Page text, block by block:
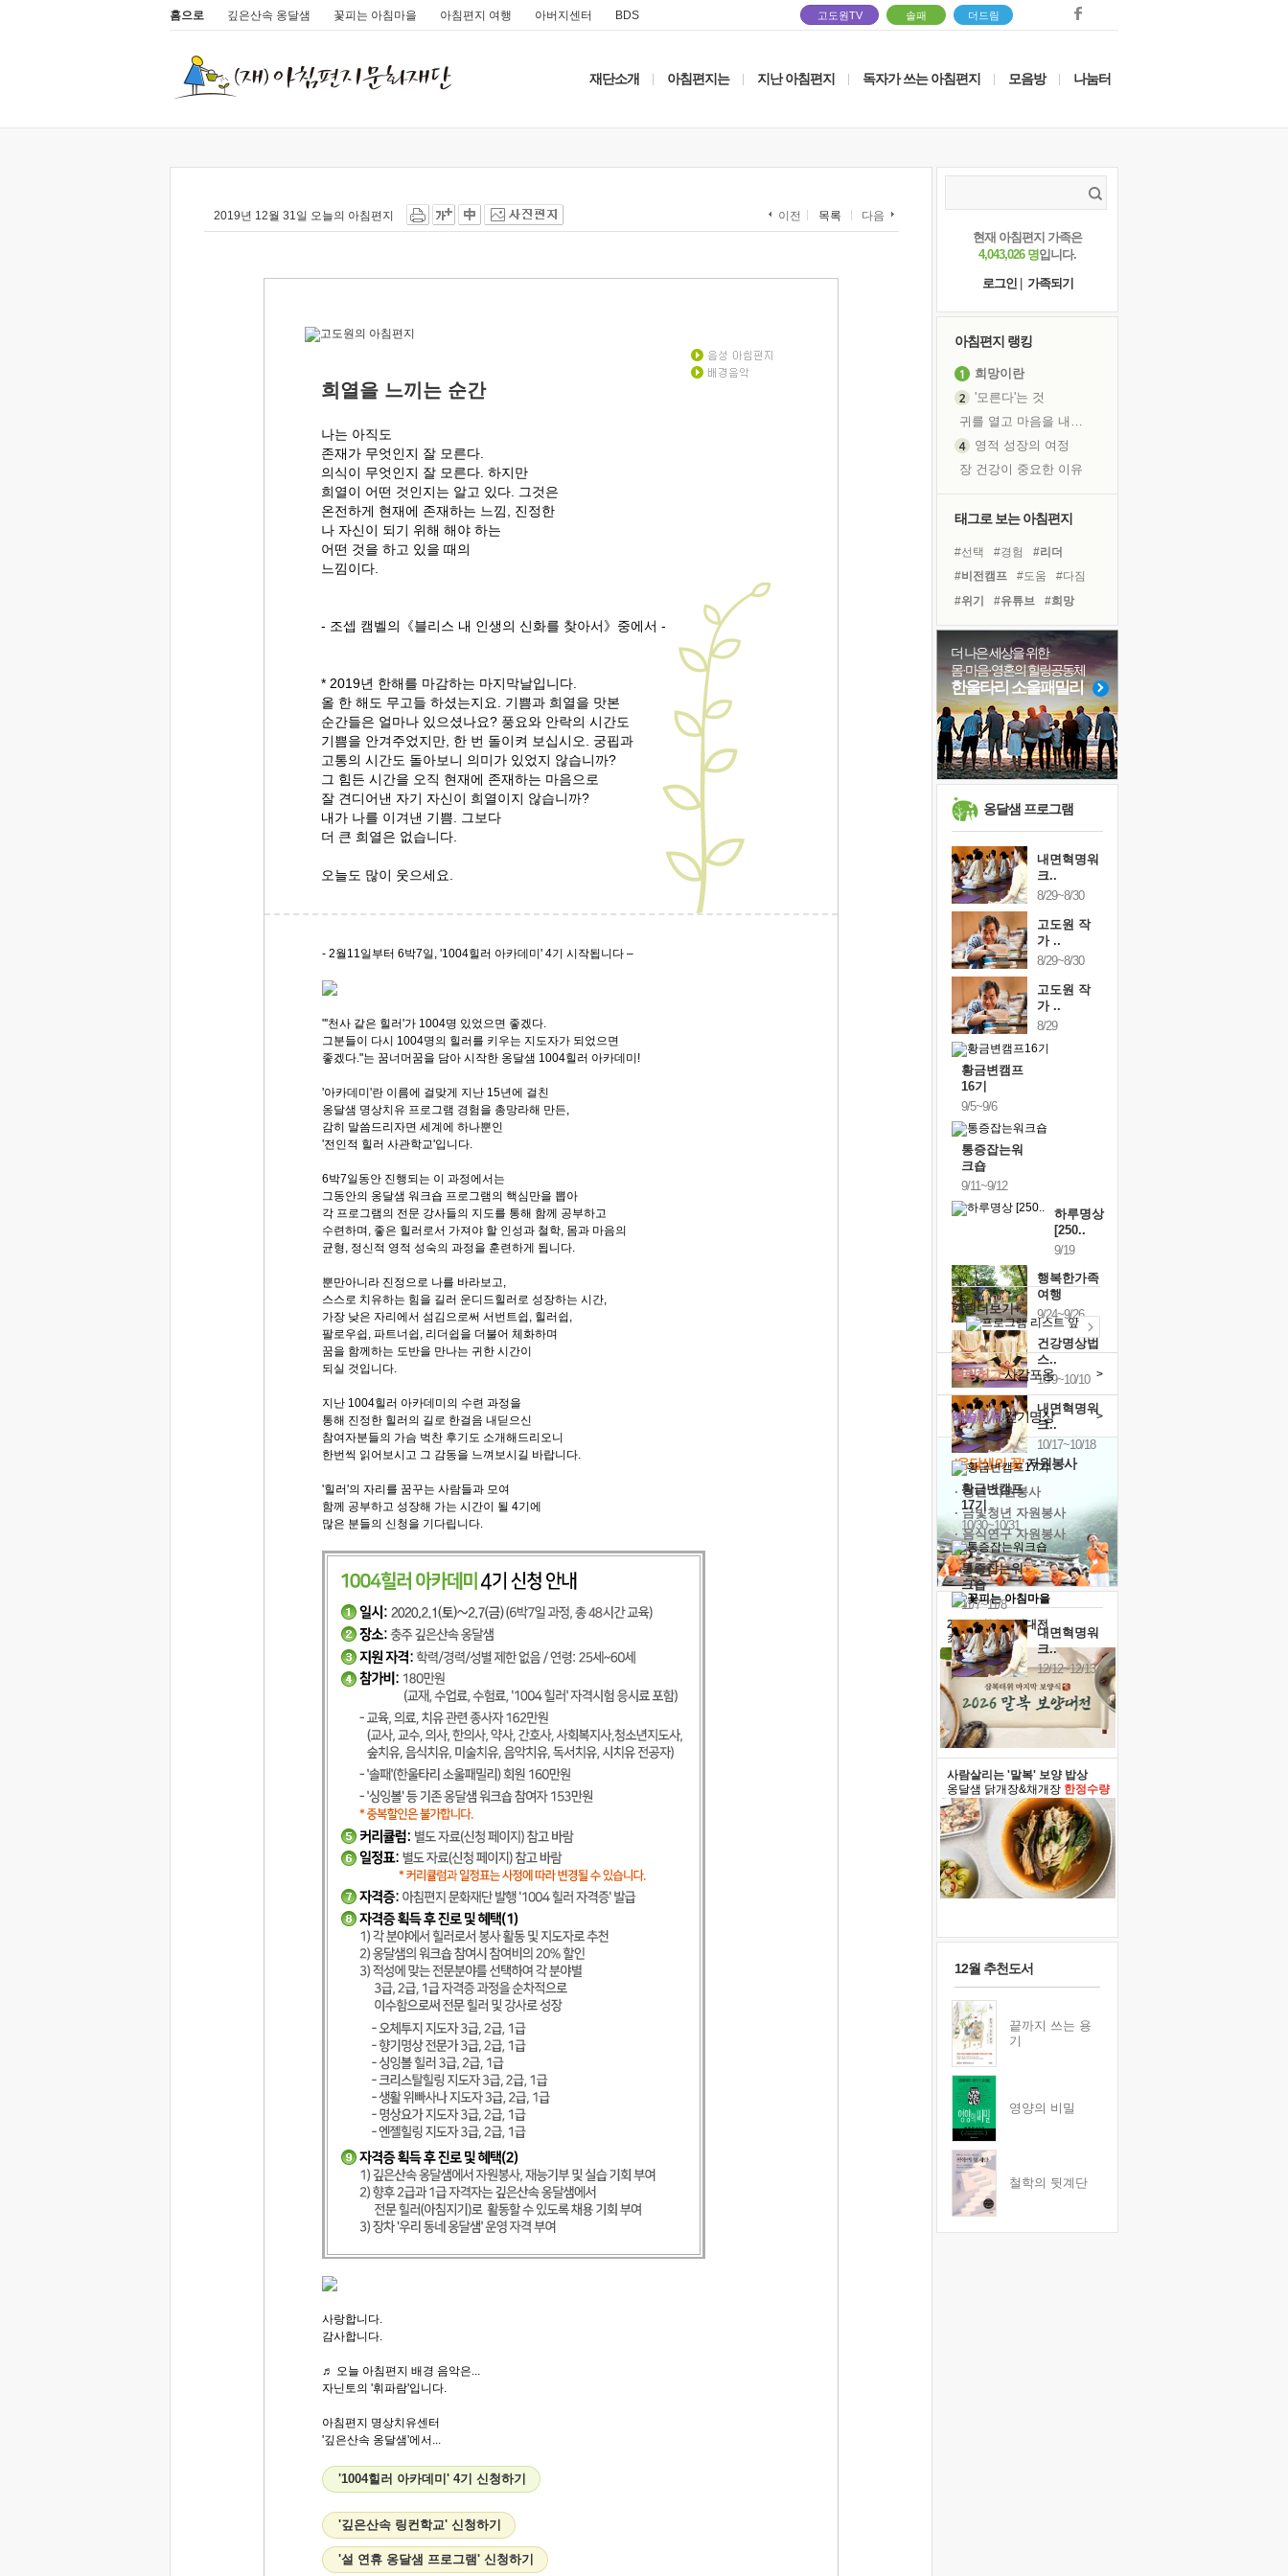
홈으로 깊은산속 옹달샘 꽃피는 아침마을 아침편지 여행 아버지센터 BDS 고도원TV 솔패 더드림
재단소개 아침편지는 지난 아침편지 독자가 쓰는 아침편지 모음방 나눔터
2019년 12월 31일 오늘의 아침편지 이전 목록 다음
희열을 느끼는 순간
나는 아직도
존재가 무엇인지 잘 모른다.
의식이 무엇인지 잘 모른다. 하지만
희열이 어떤 것인지는 알고 있다. 그것은
온전하게 현재에 존재하는 느낌, 진정한
나 자신이 되기 위해 해야 하는
어떤 것을 하고 있을 때의
느낌이다.
- 조셉 캠벨의《블리스 내 인생의 신화를 찾아서》중에서 -
* 2019년 한해를 마감하는 마지막날입니다.
올 한 해도 무고들 하셨는지요. 기쁨과 희열을 맛본
순간들은 얼마나 있으셨나요? 풍요와 안락의 시간도
기쁨을 안겨주었지만, 한 번 돌이켜 보십시오. 궁핍과
고통의 시간도 돌아보니 의미가 있었지 않습니까?
그 힘든 시간을 오직 현재에 존재하는 마음으로
잘 견디어낸 자기 자신이 희열이지 않습니까?
내가 나를 이겨낸 기쁨. 그보다
더 큰 희열은 없습니다.
오늘도 많이 웃으세요.
- 2월11일부터 6박7일, '1004힐러 아카데미' 4기 시작됩니다 –
"'천사 같은 힐러'가 1004명 있었으면 좋겠다.
그분들이 다시 1004명의 힐러를 키우는 지도자가 되었으면
좋겠다."는 꿈너머꿈을 담아 시작한 옹달샘 1004힐러 아카데미!
'아카데미'란 이름에 걸맞게 지난 15년에 걸친
옹달샘 명상치유 프로그램 경험을 총망라해 만든,
감히 말씀드리자면 세계에 하나뿐인
'전인적 힐러 사관학교'입니다.
6박7일동안 진행되는 이 과정에서는
그동안의 옹달샘 워크숍 프로그램의 핵심만을 뽑아
각 프로그램의 전문 강사들의 지도를 통해 함께 공부하고
수련하며, 좋은 힐러로서 가져야 할 인성과 철학, 몸과 마음의
균형, 정신적 영적 성숙의 과정을 훈련하게 됩니다.
뿐만아니라 진정으로 나를 바라보고,
스스로 치유하는 힘을 길러 운디드힐러로 성장하는 시간,
가장 낮은 자리에서 섬김으로써 서번트쉽, 힐러쉽,
팔로우쉽, 파트너쉽, 리더쉽을 더불어 체화하며
꿈을 함께하는 도반을 만나는 귀한 시간이
되실 것입니다.
지난 1004힐러 아카데미의 수련 과정을
통해 진정한 힐러의 길로 한걸음 내딛으신
참여자분들의 가슴 벅찬 후기도 소개해드리오니
한번씩 읽어보시고 그 감동을 느껴보시길 바랍니다.
'힐러'의 자리를 꿈꾸는 사람들과 모여
함께 공부하고 성장해 가는 시간이 될 4기에
많은 분들의 신청을 기다립니다.
사랑합니다.
감사합니다.
♬ 오늘 아침편지 배경 음악은...
자닌토의 '휘파람'입니다.
아침편지 명상치유센터
'깊은산속 옹달샘'에서...
'1004힐러 아카데미' 4기 신청하기
'깊은산속 링컨학교' 신청하기
'설 연휴 옹달샘 프로그램' 신청하기
현재 아침편지 가족은
4,043,026 명입니다.
로그인
가족되기
아침편지 랭킹
희망이란
'모른다'는 것
귀를 열고 마음을 내어주고
영적 성장의 여정
장 건강이 중요한 이유
꿈이 실제가 되는 것
'말 타는 법'을 먼저
졸업식 사진을 보며
극심한 변비, 어깨결림, 수면 장애
아픈 아버지를 위한 공간 설계
슬럼프
보고 싶은 어머니
못된 꼰대들
태그로 보는 아침편지
#선택 #경험
#리더
#비전캠프
#도움
#다짐
#위기
#유튜브
#희망
#친구
#삶
#링컨학교
#사람
#아이들
#명상
#나눔
#계획
#바이러스
#독서
#면역력 #건강
더 나은 세상을 위한
몸·마음·영혼의 힐링공동체
한울타리 소울패밀리
옹달샘 프로그램
내면혁명워
크..
8/29~8/30
고도원 작
가 ..
8/29~8/30
고도원 작
가 ..
8/29
황금변캠프
16기
9/5~9/6
통증잡는워
크숍
9/11~9/12
하루명상
[250..
9/19
행복한가족
여행
9/24~9/26
건강명상법
스..
10/9~10/10
내면혁명워
크..
10/17~10/18
황금변캠프
17기
10/30~10/31
통증잡는워
크숍
11/7~11/8
내면혁명워
크..
12/12~12/13
캘린더보기+
예술치유걷기명상 >
힐링허그사감포옹 >
'옹달샘의 꽃'자원봉사
· 청년 자원봉사
· 금빛청년 자원봉사
· 음식연구 자원봉사
2026 말복 보양대전
최대74%할인
사람살리는 '말복' 보양 밥상
옹달샘 닭개장&채개장 한정수량
12월 추천도서
끝까지 쓰는 용
기
영양의 비밀
철학의 뒷계단